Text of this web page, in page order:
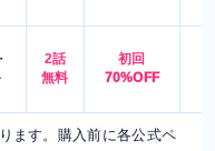
2話
無料
初回
70%OFF
ます。購入前に各公式ペ